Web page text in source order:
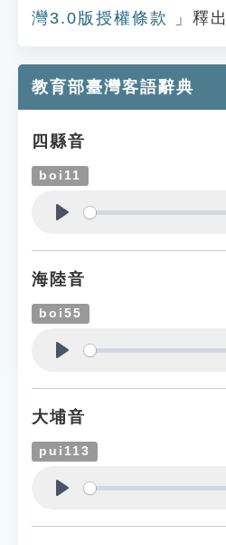
灣3.0版授權條款
」釋出
教育部臺灣客語辭典
四縣音
boi11
海陸音
boi55
大埔音
pui113